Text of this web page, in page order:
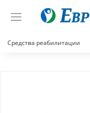
Средства реабилитации